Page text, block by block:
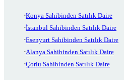
Konya Sahibinden Satılık Daire
İstanbul Sahibinden Satılık Daire
Esenyurt Sahibinden Satılık Daire
Alanya Sahibinden Satılık Daire
Çorlu Sahibinden Satılık Daire